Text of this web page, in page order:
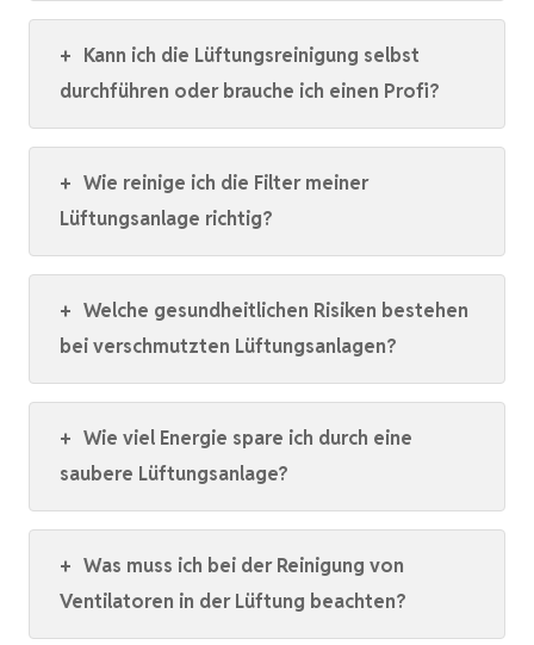
+ Kann ich die Lüftungsreinigung selbst
durchführen oder brauche ich einen Profi?
+ Wie reinige ich die Filter meiner
Lüftungsanlage richtig?
+ Welche gesundheitlichen Risiken bestehen
bei verschmutzten Lüftungsanlagen?
+ Wie viel Energie spare ich durch eine
saubere Lüftungsanlage?
+ Was muss ich bei der Reinigung von
Ventilatoren in der Lüftung beachten?